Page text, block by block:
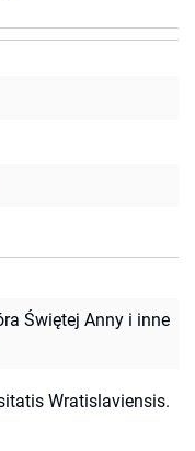
Świętej Anny i inne
Wratislaviensis.